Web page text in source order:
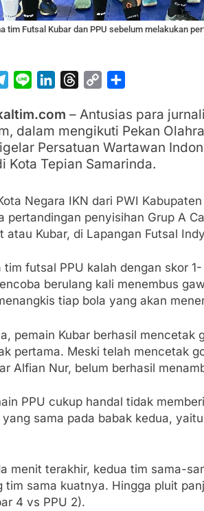
tim Futsal Kubar dan PPU sebelum melakukan
Telegram
Line LinkedInThreads
Copy
– Antusias para
dalam mengikuti Pekan
Persatuan Wartawan
Kota Tepian Samarinda.
Negara IKN dari PWI
pertandingan penyisihan Grup A
atau Kubar, di Lapangan Futsal
tim futsal PPU kalah dengan skor
berulang kali menembus
tiap bola yang akan
pemain Kubar berhasil
pertama. Meski telah mencetak
Alfian Nur, belum berhasil
PPU cukup handal tidak
sama pada babak kedua,
menit terakhir, kedua tim sama-
tim sama kuatnya. Hingga pluit
4 vs PPU 2).